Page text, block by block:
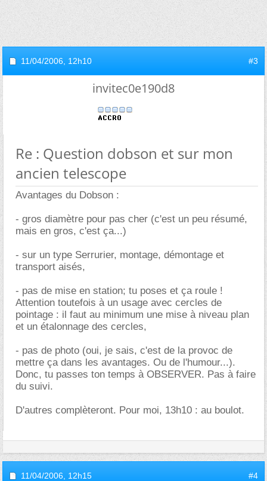
11/04/2006, 12h10 #3
invitec0e190d8
Re : Question dobson et sur mon
ancien telescope
Avantages du Dobson :
- gros diamètre pour pas cher (c'est un peu résumé,
mais en gros, c'est ça...)
- sur un type Serrurier, montage, démontage et
transport aisés,
- pas de mise en station; tu poses et ça roule !
Attention toutefois à un usage avec cercles de
pointage : il faut au minimum une mise à niveau plan
et un étalonnage des cercles,
- pas de photo (oui, je sais, c'est de la provoc de
mettre ça dans les avantages. Ou de l'humour...).
Donc, tu passes ton temps à OBSERVER. Pas à faire
du suivi.
D'autres complèteront. Pour moi, 13h10 : au boulot.
11/04/2006, 12h15 #4